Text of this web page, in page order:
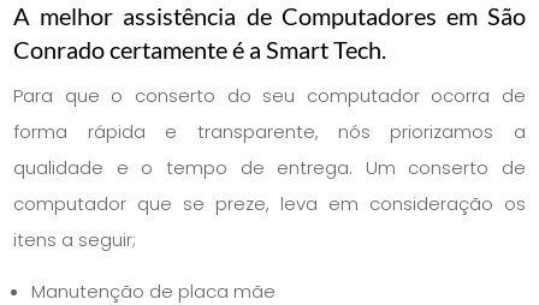
A melhor assistência de Computadores em São
Conrado certamente é a Smart Tech.
Para que o conserto do seu computador ocorra de
forma rápida e transparente, nós priorizamos a
qualidade e o tempo de entrega. Um conserto de
computador que se preze, leva em consideração os
itens a seguir;
Manutenção de placa mãe